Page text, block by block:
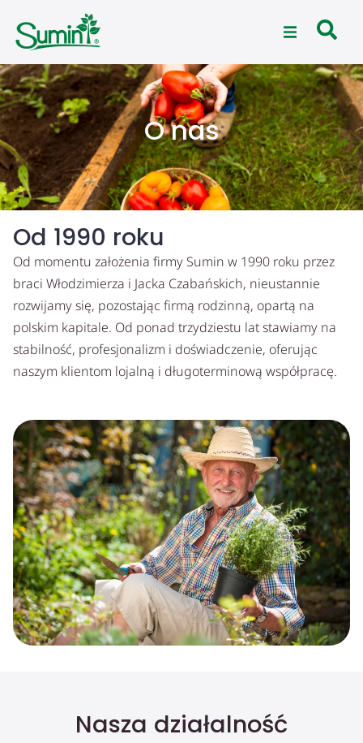
O nas
Od 1990 roku
Od momentu założenia firmy Sumin w 1990 roku przez
braci Włodzimierza i Jacka Czabańskich, nieustannie
rozwijamy się, pozostając firmą rodzinną, opartą na
polskim kapitale. Od ponad trzydziestu lat stawiamy na
stabilność, profesjonalizm i doświadczenie, oferując
naszym klientom lojalną i długoterminową współpracę.
Nasza działalność